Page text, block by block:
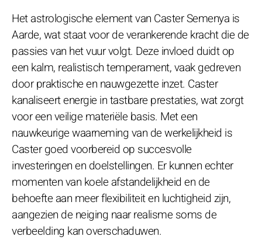
Het astrologische element van Caster Semenya is
Aarde, wat staat voor de verankerende kracht die de
passies van het vuur volgt. Deze invloed duidt op
een kalm, realistisch temperament, vaak gedreven
door praktische en nauwgezette inzet. Caster
kanaliseert energie in tastbare prestaties, wat zorgt
voor een veilige materiële basis. Met een
nauwkeurige waarneming van de werkelijkheid is
Caster goed voorbereid op succesvolle
investeringen en doelstellingen. Er kunnen echter
momenten van koele afstandelijkheid en de
behoefte aan meer flexibiliteit en luchtigheid zijn,
aangezien de neiging naar realisme soms de
verbeelding kan overschaduwen.